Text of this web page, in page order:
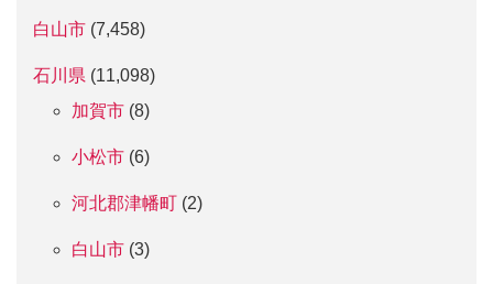
白山市 (7,458)
石川県 (11,098)
加賀市 (8)
小松市 (6)
河北郡津幡町 (2)
白山市 (3)